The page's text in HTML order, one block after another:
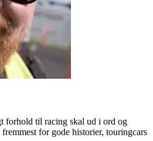
forhold til racing skal ud i ord og
for gode historier, touringcars